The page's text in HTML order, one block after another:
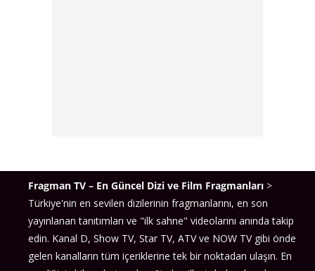
Fragman TV – En Güncel Dizi ve Film Fragmanları >
Türkiye'nin en sevilen dizilerinin fragmanlarını, en son
yayınlanan tanıtımları ve "ilk sahne" videolarını anında takip
edin. Kanal D, Show TV, Star TV, ATV ve NOW TV gibi önde
gelen kanalların tüm içeriklerine tek bir noktadan ulaşın. En